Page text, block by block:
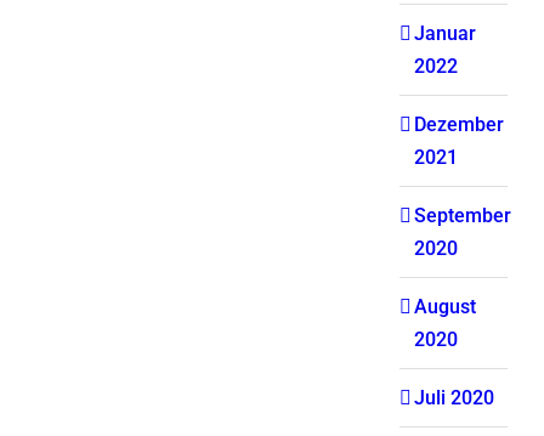
Januar
2022
Dezember
2021
September
2020
August
2020
Juli 2020